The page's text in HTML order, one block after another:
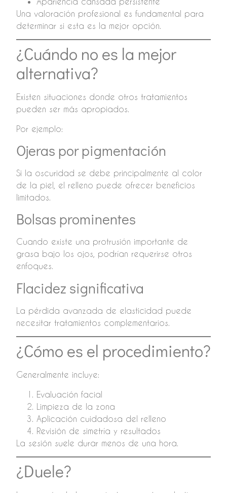
Una valoración profesional es fundamental para
determinar si esta es la mejor opción.
¿Cuándo no es la mejor
alternativa?
Existen situaciones donde otros tratamientos
pueden ser más apropiados.
Por ejemplo:
Ojeras por pigmentación
Si la oscuridad se debe principalmente al color
de la piel, el relleno puede ofrecer beneficios
limitados.
Bolsas prominentes
Cuando existe una protrusión importante de
grasa bajo los ojos, podrían requerirse otros
enfoques.
Flacidez significativa
La pérdida avanzada de elasticidad puede
necesitar tratamientos complementarios.
¿Cómo es el procedimiento?
Generalmente incluye:
Evaluación facial
Limpieza de la zona
Aplicación cuidadosa del relleno
Revisión de simetría y resultados
La sesión suele durar menos de una hora.
¿Duele?